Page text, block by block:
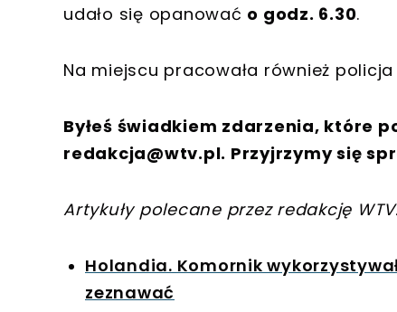
udało się opanować o godz. 6.30.
Na miejscu pracowała również
Byłeś świadkiem zdarzenia, które
redakcja@wtv.pl. Przyjrzymy się
Artykuły polecane przez redakcję
Holandia. Komornik
zeznawać